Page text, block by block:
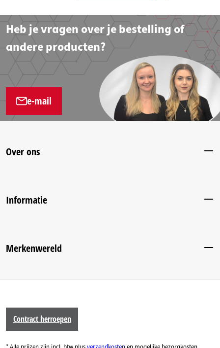
Heb je vragen over je bestelling of
andere producten?
e-mail
Over ons
Informatie
Merkenwereld
Contract herroepen